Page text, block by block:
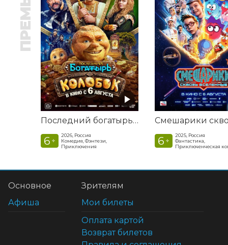
Последний богатырь. Колобок
6 +
2026, Россия
Комедия, Фэнтези,
Приключения
6 +
2025, Россия
Фантастика,
Приключенческая
Основное
Афиша
Зрителям
Мои билеты
Оплата картой
Возврат билетов